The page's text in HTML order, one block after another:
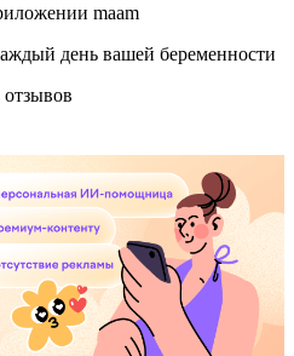
maam
день вашей беременности
отзывов